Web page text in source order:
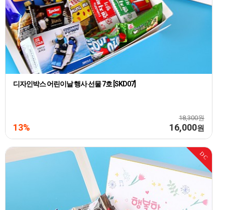
디자인박스 어린이날 행사 선물 7호 [SKD07]
18,300원
13% 16,000원
DC